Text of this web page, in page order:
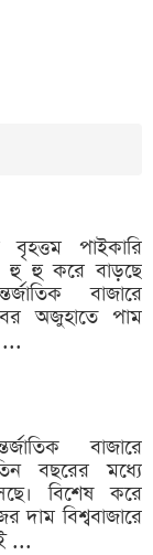
পাইকারি
হু হু করে বাড়ছে
বাজারে
অজুহাতে পাম
বাজারে
বছরের মধ্যে
বিশেষ করে
দাম বিশ্ববাজারে
...